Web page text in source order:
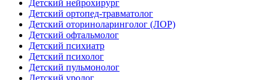
Детский нейрохирург
Детский ортопед-травматолог
Детский оториноларинголог (ЛОР)
Детский офтальмолог
Детский психиатр
Детский психолог
Детский пульмонолог